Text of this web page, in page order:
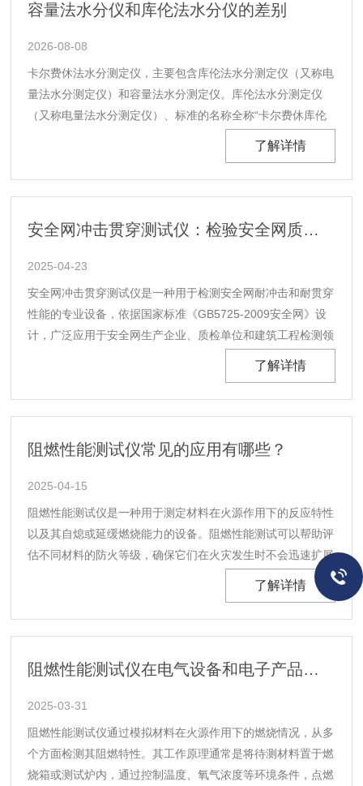
容量法水分仪和库伦法水分仪的差别
2026-08-08
卡尔费休法水分测定仪，主要包含库伦法水分测定仪（又称电
量法水分测定仪）和容量法水分测定仪。库伦法水分测定仪
（又称电量法水分测定仪）、标准的名称全称“卡尔费休库伦
法水分测定仪”是卡尔费休水分测定仪的一种，适用于油微量
量法水分测定仪”适用于油常量水分的测定库仑法和容量法测
水分的区别在于它们的测量原理、适用范围......
了解详情
安全网冲击贯穿测试仪：检验安全网质量的重要手段
2025-04-23
安全网冲击贯穿测试仪是一种用于检测安全网耐冲击和耐贯穿
性能的专业设备，依据国家标准《GB5725-2009安全网》设
计，广泛应用于安全网生产企业、质检单位和建筑工程检测领
域。一、适用范围建筑领域：用于检测建筑工地安全网的耐冲
产品研发。质检单位：第三方检测机构用于安全......
了解详情
阻燃性能测试仪常见的应用有哪些？
2025-04-15
阻燃性能测试仪是一种用于测定材料在火源作用下的反应特性
以及其自熄或延缓燃烧能力的设备。阻燃性能测试可以帮助评
估不同材料的防火等级，确保它们在火灾发生时不会迅速扩展
火势，从而保障人员的生命安全和财产安全。阻燃性能测试仪
的主要应用领域：1.建筑行业在建筑领域，防火安全至关重
要。建筑材料如墙壁、天花板、地板、窗户及门等，都需......
了解详情
阻燃性能测试仪在电气设备和电子产品中的作用
2025-03-31
阻燃性能测试仪通过模拟材料在火源作用下的燃烧情况，从多
个方面检测其阻燃特性。其工作原理通常是将待测材料置于燃
烧箱或测试炉内，通过控制温度、氧气浓度等环境条件，点燃